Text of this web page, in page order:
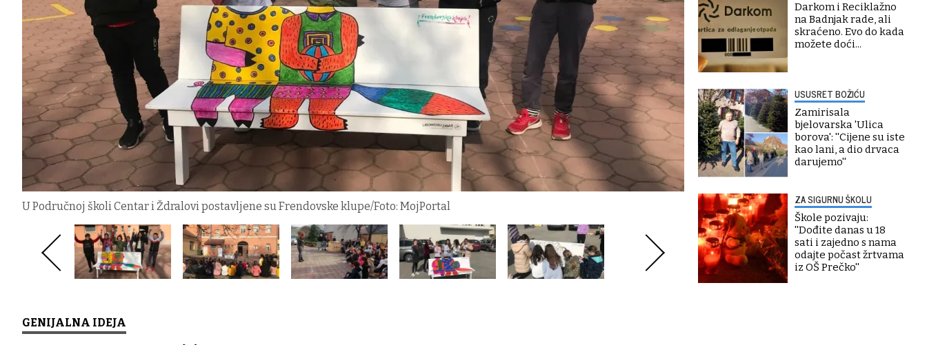
U Područnoj školi Centar i Ždralovi postavljene su Frendovske klupe/Foto: MojPortal
GENIJALNA IDEJA
Darkom i Reciklažno
na Badnjak rade, ali
skraćeno. Evo do kada
možete doći...
USUSRET BOŽIĆU
Zamirisala
bjelovarska 'Ulica
borova': ''Cijene su iste
kao lani, a dio drvaca
darujemo''
ZA SIGURNU ŠKOLU
Škole pozivaju:
''Dođite danas u 18
sati i zajedno s nama
odajte počast žrtvama
iz OŠ Prečko''